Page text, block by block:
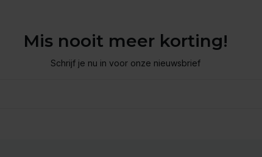
Mis nooit meer korting!
Schrijf je nu in voor onze nieuwsbrief